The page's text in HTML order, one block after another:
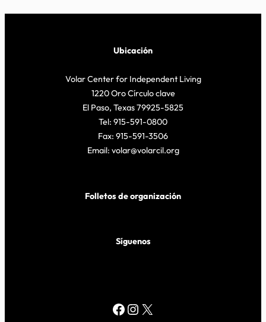
Ubicación
Volar Center for Independent Living
1220 Oro Círculo clave
El Paso, Texas 79925-5825
Tel: 915-591-0800
Fax: 915-591-3506
Email: volar@volarcil.org
Folletos de organización
Síguenos
Facebook Instagram X